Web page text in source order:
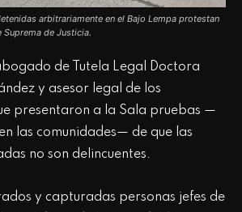
arbitrariamente en el Bajo Lempa protestan
Suprema de Justicia.
de Tutela Legal Doctora
y asesor legal de los
presentaron a la Sala pruebas —
las comunidades— de que las
no son delincuentes.
y capturadas personas jefes de